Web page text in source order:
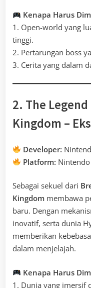
Kenapa Harus
1. Open-world yang
tinggi.
2. Pertarungan boss
3. Cerita yang dalam
2. The
Kingdom –
Developer:
Platform:
Sebagai sekuel dari
Kingdom membawa
baru. Dengan
inovatif, serta dunia
memberikan
dalam menjelajah.
Kenapa Harus
1. Dunia yang imersif